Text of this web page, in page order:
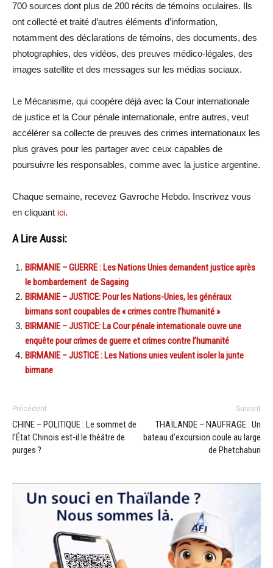
700 sources dont plus de 200 récits de témoins oculaires. Ils
ont collecté et traité d’autres éléments d’information,
notamment des déclarations de témoins, des documents, des
photographies, des vidéos, des preuves médico-légales, des
images satellite et des messages sur les médias sociaux.
Le Mécanisme, qui coopère déjà avec la Cour internationale
de justice et la Cour pénale internationale, entre autres, veut
accélérer sa collecte de preuves des crimes internationaux les
plus graves pour les partager avec ceux capables de
poursuivre les responsables, comme avec la justice argentine.
Chaque semaine, recevez Gavroche Hebdo. Inscrivez vous
en cliquant ici.
A Lire Aussi:
BIRMANIE – GUERRE : Les Nations Unies demandent justice après
le bombardement de Sagaing
BIRMANIE – JUSTICE: Pour les Nations-Unies, les généraux
birmans sont coupables de « crimes contre l’humanité »
BIRMANIE – JUSTICE: La Cour pénale internationale ouvre une
enquête pour crimes de guerre et crimes contre l’humanité
BIRMANIE – JUSTICE : Les Nations unies veulent isoler la junte
birmane
Précédent
CHINE – POLITIQUE : Le sommet de
l’État Chinois est-il le théâtre de
purges ?
Suivant
THAÏLANDE – NAUFRAGE : Un
bateau d’excursion coule au large
de Phetchaburi